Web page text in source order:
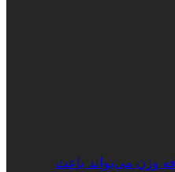
وزن می‌تواند باعث